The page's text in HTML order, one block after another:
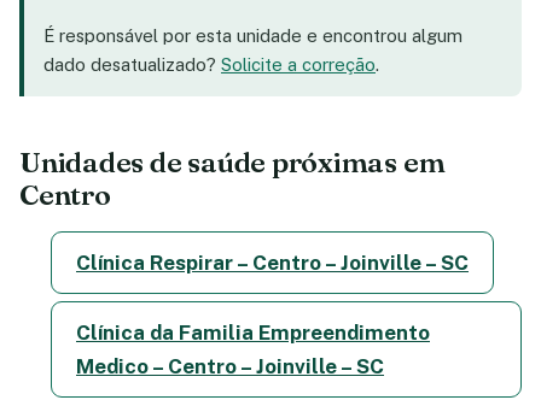
É responsável por esta unidade e encontrou algum
dado desatualizado? Solicite a correção.
Unidades de saúde próximas em
Centro
Clínica Respirar – Centro – Joinville – SC
Clínica da Familia Empreendimento
Medico – Centro – Joinville – SC